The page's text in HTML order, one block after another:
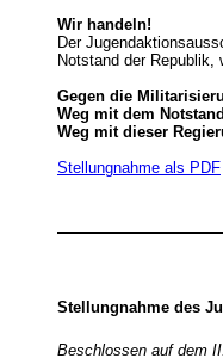
Wir handeln!
Der
Notstand der
Gegen die
Weg mit dem
Weg mit dieser
Stellungnahme als PDF
Stellungnahme des
Beschlossen auf dem